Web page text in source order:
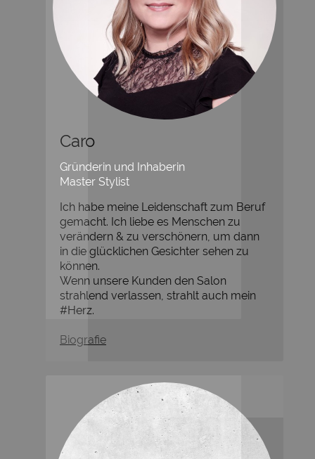
Caro
Gründerin und Inhaberin
Master Stylist
Ich habe meine Leidenschaft zum Beruf
gemacht. Ich liebe es Menschen zu
verändern & zu verschönern, um dann
in die glücklichen Gesichter sehen zu
können.
Wenn unsere Kunden den Salon
strahlend verlassen, strahlt auch mein
#Herz.
Biografie